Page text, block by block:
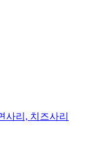
사리, 치즈사리